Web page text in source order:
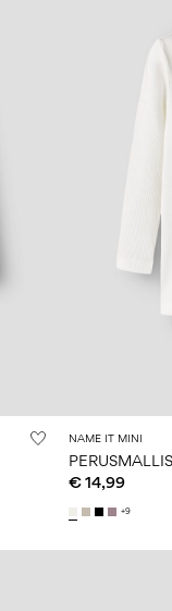
NAME IT MINI
€ 14,99
+9